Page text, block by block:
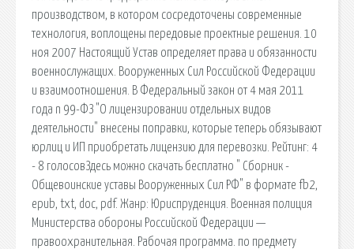
производством, в котором сосредоточены современные
технология, воплощены передовые проектные решения. 10
ноя 2007 Настоящий Устав определяет права и обязанности
военнослужащих. Вооруженных Сил Российской Федерации
и взаимоотношения. В Федеральный закон от 4 мая 2011
года n 99-ФЗ "О лицензировании отдельных видов
деятельности" внесены поправки, которые теперь обязывают
юрлиц и ИП приобретать лицензию для перевозки. Рейтинг: 4
- 8 голосовЗдесь можно скачать бесплатно " Сборник -
Общевоинские уставы Вооруженных Сил РФ" в формате fb2,
epub, txt, doc, pdf. Жанр: Юриспруденция. Военная полиция
Министерства обороны Российской Федерации —
правоохранительная. Рабочая программа. по предмету